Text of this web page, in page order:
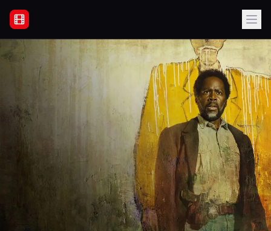
Filme Online Subtitrate - Acasă